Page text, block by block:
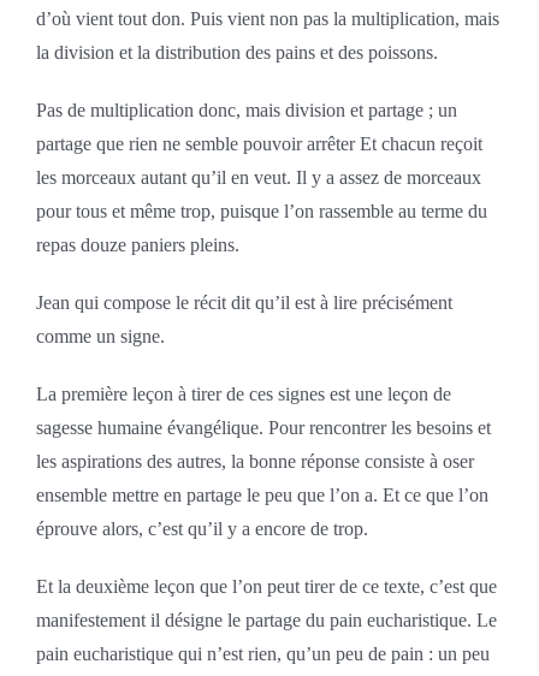
d’où vient tout don. Puis vient non pas la multiplication, mais
la division et la distribution des pains et des poissons.
Pas de multiplication donc, mais division et partage ; un
partage que rien ne semble pouvoir arrêter Et chacun reçoit
les morceaux autant qu’il en veut. Il y a assez de morceaux
pour tous et même trop, puisque l’on rassemble au terme du
repas douze paniers pleins.
Jean qui compose le récit dit qu’il est à lire précisément
comme un signe.
La première leçon à tirer de ces signes est une leçon de
sagesse humaine évangélique. Pour rencontrer les besoins et
les aspirations des autres, la bonne réponse consiste à oser
ensemble mettre en partage le peu que l’on a. Et ce que l’on
éprouve alors, c’est qu’il y a encore de trop.
Et la deuxième leçon que l’on peut tirer de ce texte, c’est que
manifestement il désigne le partage du pain eucharistique. Le
pain eucharistique qui n’est rien, qu’un peu de pain : un peu